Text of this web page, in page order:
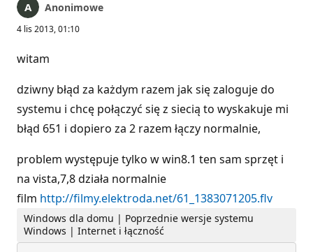
Anonimowe
4 lis 2013, 01:10
witam
dziwny błąd za każdym razem jak się zaloguje do
systemu i chcę połączyć się z siecią to wyskakuje mi
błąd 651 i dopiero za 2 razem łączy normalnie,
problem występuje tylko w win8.1 ten sam sprzęt i
na vista,7,8 działa normalnie
film http://filmy.elektroda.net/61_1383071205.flv
Windows dla domu | Poprzednie wersje systemu
Windows | Internet i łączność